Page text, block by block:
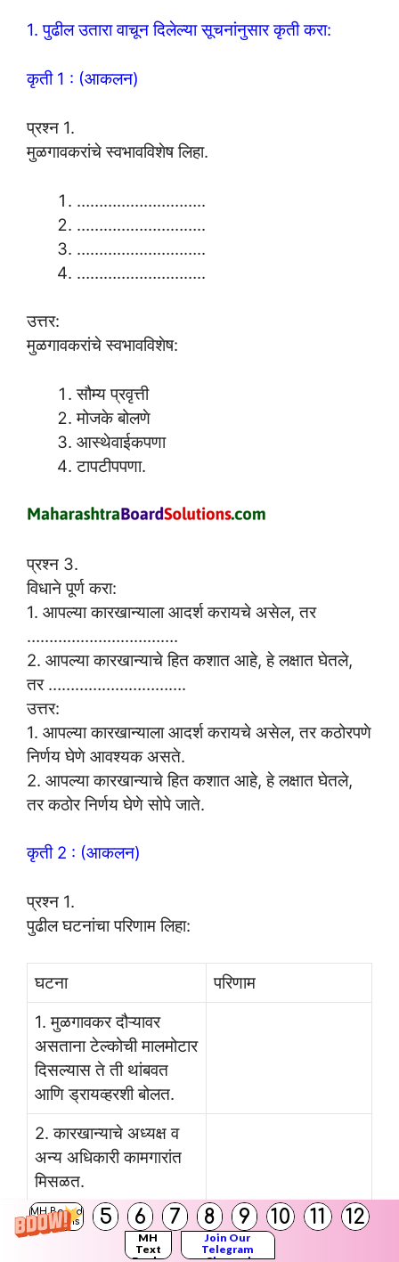
MH Board
Solutions
5 6 7 8 9 10 11 12
MH
Text
Join Our
Telegram
1. पुढील उतारा वाचून दिलेल्या सूचनांनुसार कृती करा:
कृती 1 : (आकलन)
प्रश्न 1.
मुळगावकरांचे स्वभावविशेष लिहा.
………………………..
………………………..
………………………..
………………………..
उत्तर:
मुळगावकरांचे स्वभावविशेष:
सौम्य प्रवृत्ती
मोजके बोलणे
आस्थेवाईकपणा
टापटीपपणा.
प्रश्न 3.
विधाने पूर्ण करा:
1. आपल्या कारखान्याला आदर्श करायचे असेल, तर
…………………………….
2. आपल्या कारखान्याचे हित कशात आहे, हे लक्षात घेतले,
तर ………………………….
उत्तर:
1. आपल्या कारखान्याला आदर्श करायचे असेल, तर कठोरपणे
निर्णय घेणे आवश्यक असते.
2. आपल्या कारखान्याचे हित कशात आहे, हे लक्षात घेतले,
तर कठोर निर्णय घेणे सोपे जाते.
कृती 2 : (आकलन)
प्रश्न 1.
पुढील घटनांचा परिणाम लिहा:
घटना
परिणाम
1. मुळगावकर दौऱ्यावर
असताना टेल्कोची मालमोटार
दिसल्यास ते ती थांबवत
आणि ड्रायव्हरशी बोलत.
2. कारखान्याचे अध्यक्ष व
अन्य अधिकारी कामगारांत
मिसळत.
उत्तर: